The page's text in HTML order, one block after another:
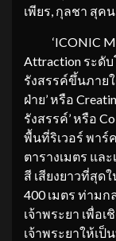
เพียร, กุลชา สุค
‘ICONIC
Attraction ระดั
รังสรรค์ขึ้นภาย
ฝ่าย’ หรือ
รังสรรค์’ หรือ
พื้นที่ริเวอร์ พาร์
ตารางเมตร แล
สี เสียงยาวที่สุด
400 เมตร ท่าม
เจ้าพระยา เพื่อ
เจ้าพระยาให้เ